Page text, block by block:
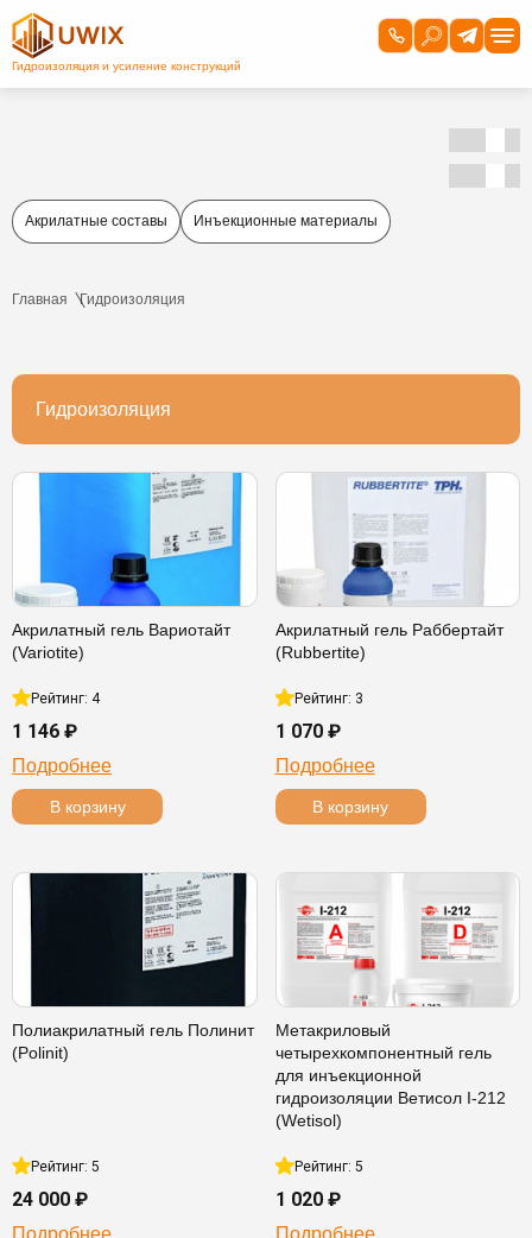
Акрилатные составы Инъекционные материалы
Главная Гидроизоляция
Гидроизоляция
Акрилатный гель Вариотайт
(Variotite)
Рейтинг: 4
1 146 ₽
Подробнее
В корзину
Акрилатный гель Раббертайт
(Rubbertite)
Рейтинг: 3
1 070 ₽
Подробнее
В корзину
Полиакрилатный гель Полинит
(Polinit)
Рейтинг: 5
24 000 ₽
Подробнее
Метакриловый
четырехкомпонентный гель
для инъекционной
гидроизоляции Ветисол I-212
(Wetisol)
Рейтинг: 5
1 020 ₽
Подробнее